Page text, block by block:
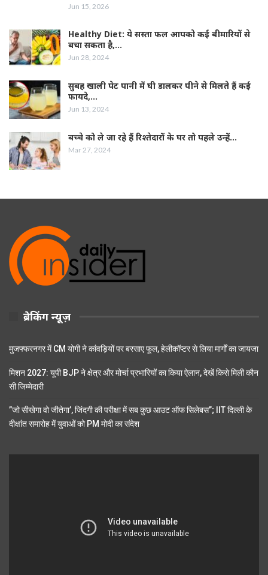
Jun 15, 2026
Healthy Diet: ये सस्ता फल आपको कई बीमारियों से
बचा सकता है,…
Jun 28, 2024
सुबह खाली पेट पानी में घी डालकर पीने से मिलते हैं कई
फायदे,…
Jun 13, 2024
बच्चे को ले जा रहे हैं रिश्तेदारों के घर तो पहले उन्हें…
Mar 27, 2024
ब्रेकिंग न्यूज़
मुजफ्फरनगर में CM योगी ने कांवड़ियों पर बरसाए फूल, हेलीकॉप्टर से लिया मार्गों का जायजा
मिशन 2027: यूपी BJP ने क्षेत्र और मोर्चा प्रभारियों का किया ऐलान, देखें किसे मिली कौन
सी जिम्मेदारी
”जो सीखेगा वो जीतेगा’, जिंदगी की परीक्षा में सब कुछ आउट ऑफ सिलेबस”; IIT दिल्ली के
दीक्षांत समारोह में युवाओं को PM मोदी का संदेश